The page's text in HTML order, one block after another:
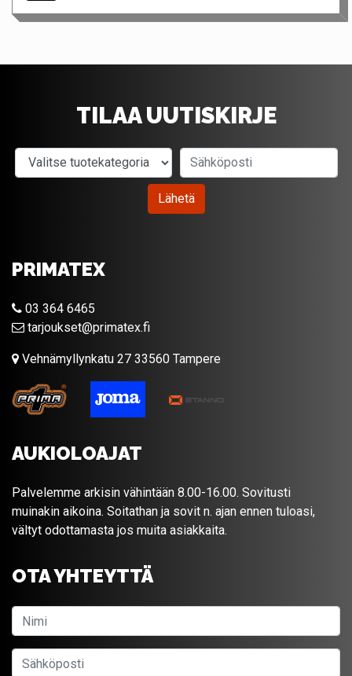
TILAA UUTISKIRJE
Valitse tuotekategoria
Lähetä
PRIMATEX
03 364 6465
tarjoukset@primatex.fi
Vehnämyllynkatu 27 33560 Tampere
AUKIOLOAJAT
Palvelemme arkisin vähintään 8.00-16.00. Sovitusti
muinakin aikoina. Soitathan ja sovit n. ajan ennen tuloasi,
vältyt odottamasta jos muita asiakkaita.
OTA YHTEYTTÄ